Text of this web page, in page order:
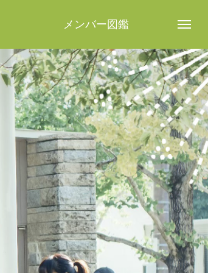
メンバー図鑑